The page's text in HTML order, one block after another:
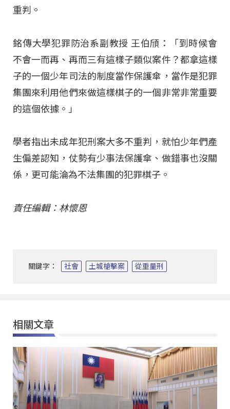
重判。
銘傳大學犯罪防治系副教授 王伯頎：「到時候會
不會一而再、再而三有這樣子類似案件？都拿這樣
子的一個少年司法的制度當作保護傘，當作是犯罪
集團來利用他們來做這樣棋子的一個非常非常重要
的這個依據。」
學者指出未成年犯刑案大多不重判，就怕少年們產
生偏差認知，仗勢有少事法保護傘、做錯事也沒關
係，更可能淪為不法集團的犯罪棋子。
責任編輯：林懷恩
關鍵字： 社會 土城槍擊案 從重量刑
相關文章